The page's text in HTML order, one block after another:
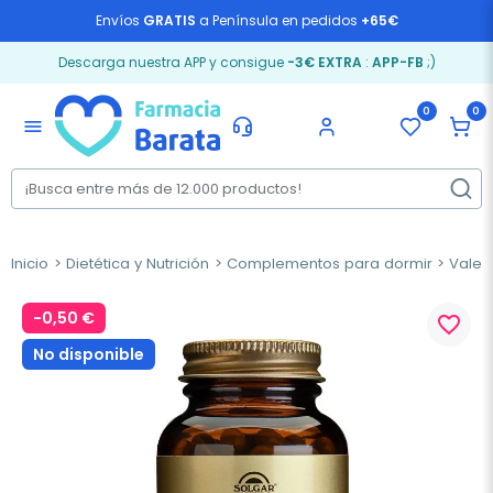
Envíos GRATIS a Península en pedidos +65€
Descarga nuestra APP y consigue -3€ EXTRA: APP-FB ;)
menu
0 0
Inicio Dietética y Nutrición Complementos para dormir
-0,50 €
No disponible
favorite_border